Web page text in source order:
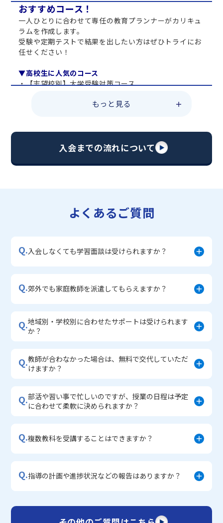
おすすめコース！
一人ひとりに合わせて専任の教育プランナーがカリキュ
ラムを作成します。
受験や定期テストで結果を出したい方はぜひトライにお
任せください！
▼高校生に人気のコース
・【志望校別】大学受験対策コース
・総合型選抜直前対策コース
・【志望校別】公立・私立高校受験対策コース
・宿題サポートコース
・学習習慣定着コース
もっと見る
入会までの流れについて
よくあるご質問
Q.入会しなくても学習面談は受けられますか？
Q.郊外でも家庭教師を派遣してもらえますか？
Q.地域別・学校別に合わせたサポートは受けられます
か？
Q.教師が合わなかった場合は、無料で交代していただ
けますか？
Q.部活や習い事で忙しいのですが、授業の日程は予定
に合わせて柔軟に決められますか？
Q.複数教科を受講することはできますか？
Q.指導の計画や進捗状況などの報告はありますか？